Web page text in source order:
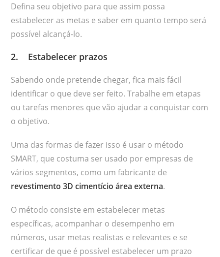
Defina seu objetivo para que assim possa
estabelecer as metas e saber em quanto tempo será
possível alcançá-lo.
2. Estabelecer prazos
Sabendo onde pretende chegar, fica mais fácil
identificar o que deve ser feito. Trabalhe em etapas
ou tarefas menores que vão ajudar a conquistar com
o objetivo.
Uma das formas de fazer isso é usar o método
SMART, que costuma ser usado por empresas de
vários segmentos, como um fabricante de
revestimento 3D cimentício área externa.
O método consiste em estabelecer metas
específicas, acompanhar o desempenho em
números, usar metas realistas e relevantes e se
certificar de que é possível estabelecer um prazo